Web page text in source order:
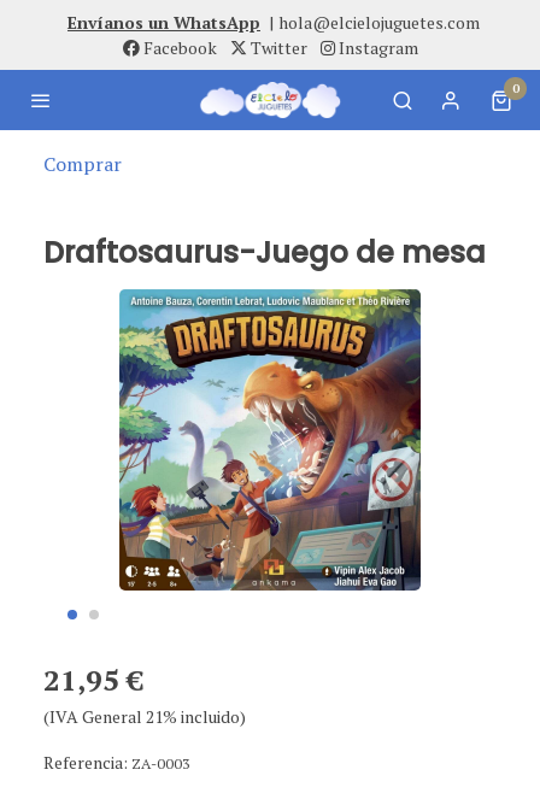
Envíanos un WhatsApp | hola@elcielojuguetes.com
Facebook
Twitter Instagram
0
Comprar
Draftosaurus-Juego de mesa
21,95 €
(IVA General 21% incluido)
Referencia: ZA-0003